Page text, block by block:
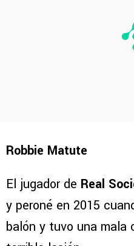
Robbie Matute
El jugador de Real
y peroné en 2015
balón y tuvo una mala